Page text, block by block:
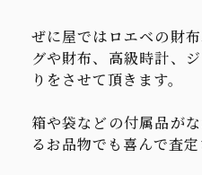
ぜに屋ではロエベの財
グや財布、高級時計、
りをさせて頂きます。
箱や袋などの付属品が
るお品物でも喜んで査